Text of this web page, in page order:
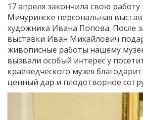
17 апреля закончила свою работу
Мичуринске персональная
художника Ивана Попова. После
выставки Иван Михайлович
живописные работы нашему
вызвали особый интерес у
краеведческого музея
ценный дар и плодотворное